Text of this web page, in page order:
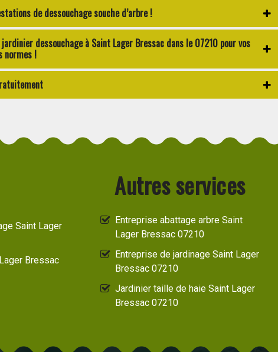
de dessouchage souche d’arbre !
dessouchage à Saint Lager Bressac dans le 07210 pour vos
normes !
Autres services
Saint Lager
Bressac
Entreprise abattage arbre Saint
Lager Bressac 07210
Entreprise de jardinage Saint Lager
Bressac 07210
Jardinier taille de haie Saint Lager
Bressac 07210